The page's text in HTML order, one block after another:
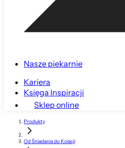
Nasze piekarnie
Kariera
Księga Inspiracji
Sklep online
Produkty
Od Śniadania do Kolacji